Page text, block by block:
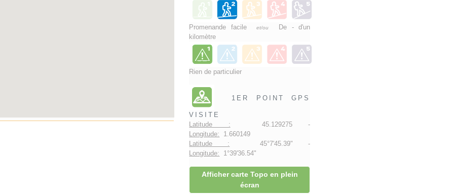
Promenande facileet/ou
De - d'un
kilomètre
Rien de particulier
1ER POINT GPS
VISITE
Latitude : 45.129275 -
Longitude: 1.660149
Latitude : 45°7'45.39" -
Longitude: 1°39'36.54"
Afficher carte Topo en plein
écran